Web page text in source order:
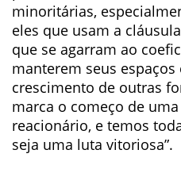
minoritárias,
eles que usam a
que se agarram ao
manterem seus
crescimento de outras
marca o começo de
reacionário, e temos
seja uma luta vitoriosa”.